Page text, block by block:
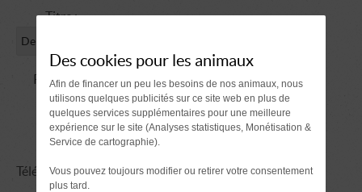
Titre :
Prénom
NOM :
Email :
Téléphone :
Des cookies pour les animaux
Afin de financer un peu les besoins de nos animaux, nous
utilisons quelques publicités sur ce site web en plus de
quelques services supplémentaires pour une meilleure
expérience sur le site (Analyses statistiques, Monétisation &
Service de cartographie).
Vous pouvez toujours modifier ou retirer votre consentement
plus tard.